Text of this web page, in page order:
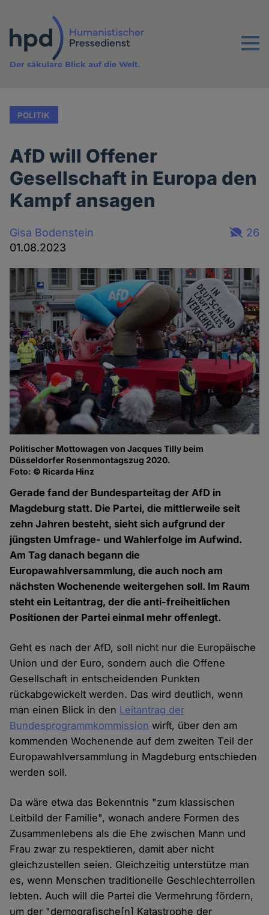
Inhalt
Menu
Der säkulare Blick auf die Welt.
POLITIK
AfD will Offener
Gesellschaft in Europa den
Kampf ansagen
Gisa Bodenstein
01.08.2023
26
Politischer Mottowagen von Jacques Tilly beim
Düsseldorfer Rosenmontagszug 2020.
Foto: © Ricarda Hinz
Gerade fand der Bundesparteitag der AfD in
Magdeburg statt. Die Partei, die mittlerweile seit
zehn Jahren besteht, sieht sich aufgrund der
jüngsten Umfrage- und Wahlerfolge im Aufwind.
Am Tag danach begann die
Europawahlversammlung, die auch noch am
nächsten Wochenende weitergehen soll. Im Raum
steht ein Leitantrag, der die anti-freiheitlichen
Positionen der Partei einmal mehr offenlegt.
Geht es nach der AfD, soll nicht nur die Europäische
Union und der Euro, sondern auch die Offene
Gesellschaft in entscheidenden Punkten
rückabgewickelt werden. Das wird deutlich, wenn
man einen Blick in den Leitantrag der
Bundesprogrammkommission wirft, über den am
kommenden Wochenende auf dem zweiten Teil der
Europawahlversammlung in Magdeburg entschieden
werden soll.
Da wäre etwa das Bekenntnis "zum klassischen
Leitbild der Familie", wonach andere Formen des
Zusammenlebens als die Ehe zwischen Mann und
Frau zwar zu respektieren, damit aber nicht
gleichzustellen seien. Gleichzeitig unterstütze man
es, wenn Menschen traditionelle Geschlechterrollen
lebten. Auch will die Partei die Vermehrung fördern,
um der "demografische[n] Katastrophe der